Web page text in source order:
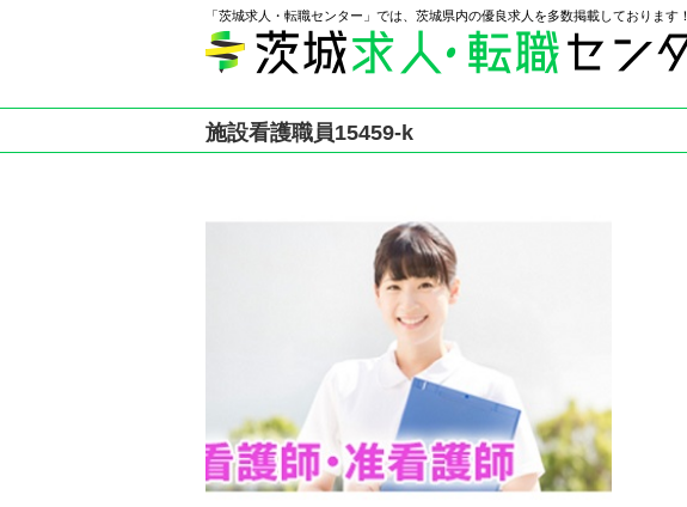
「茨城求人・転職センター」では、茨城県内の優良求人を多数掲載しております！
施設看護職員15459-k